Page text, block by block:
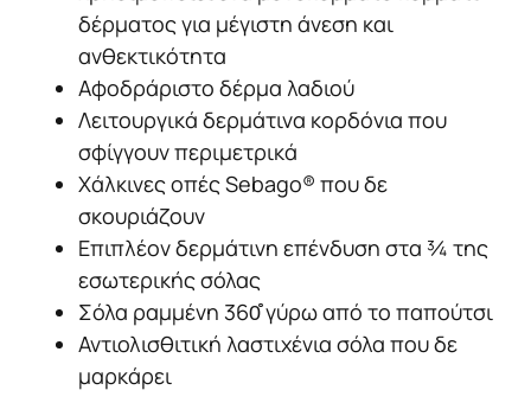
ποσότητα
δέρματος για μέγιστη άνεση και
ανθεκτικότητα
Αφοδράριστο δέρμα λαδιού
Λειτουργικά δερμάτινα κορδόνια που
σφίγγουν περιμετρικά
Χάλκινες οπές Sebago® που δε
σκουριάζουν
Επιπλέον δερμάτινη επένδυση στα ¾ της
εσωτερικής σόλας
Σόλα ραμμένη 360̊̊ γύρω από το παπούτσι
Αντιολισθιτική λαστιχένια σόλα που δε
μαρκάρει